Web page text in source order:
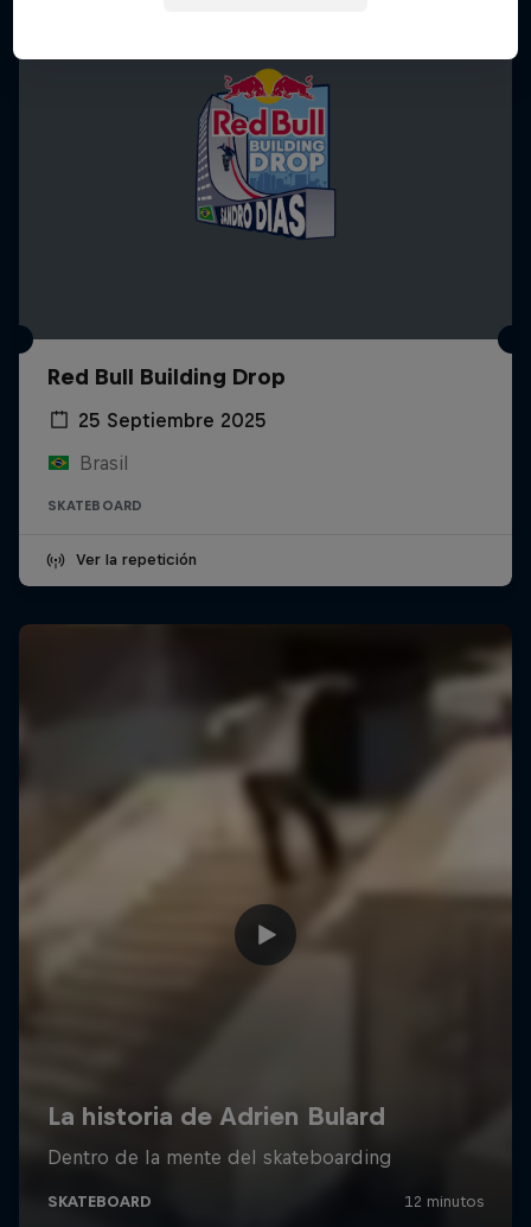
Red Bull Building Drop
25 Septiembre 2025
Brasil
SKATEBOARD
Ver la repetición